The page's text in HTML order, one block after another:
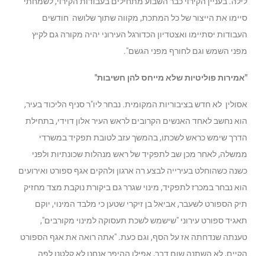
סיימו את הייצור של כל המתכת, מקווה שתוך שלושה חודשים
העבודות יסתיימו ואצטדיון הכדורגל העירוני יהיה מקורה גם לקיץ
מפני השמש וגם לחורף מפני הגשם".
"אמירות פוליטיות שלא מייחס להן חשיבות"
אסולין לא חדש בציבוריות המקומית. נבחר ליו"ר סניף הליכוד בעיר,
הוא נחשב לאחד האנשים הקרובים לראש העיר אלון דוידי, בתחילת
הדרך שימש כראש לשכתו, בהמשך עזב לטובת תפקיד במשרדי
ממשלה, לאחר מכן שב לתפקיד של ראש מנהלות שכונתיות ולפני
כשנה כשהוחלט בעירייה לבצע רה ארגון ולהקים אגף ספורט ואירועים
הוא נבחר במכרז לתפקיד, מינוי שגרר גם ביקורת נוקבת מצד מחזיק
תיק הספורט לשעבר, אביאל בן זיקרי שטען כי מלבד המינוי, יוקם
תאגיד ספורט עירוני "שישמש לשכת תעסוקה למינוי מקורבים",
טענתה שנדחתה אז על הסף, וגם כעת. "אתה רואה את אגף הספורט
הקיים, לא השתנה שום דבר, אפילו ההיפך אנחנו לא קלטנו לפה